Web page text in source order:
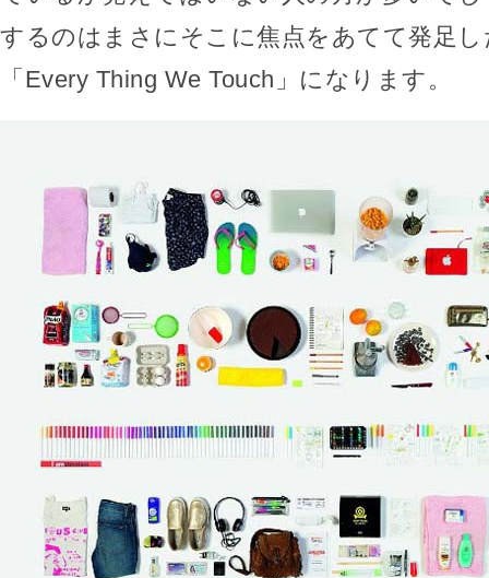
するのはまさにそこに焦点をあてて発足
「Every Thing We Touch」になります。